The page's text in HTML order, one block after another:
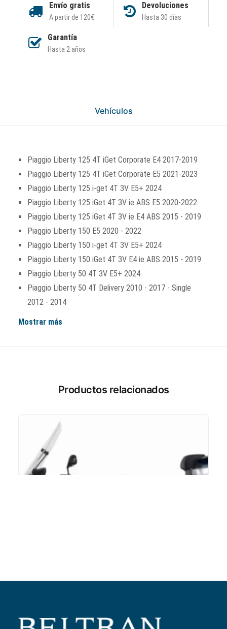
Envío gratis
A partir de 120€
Devoluciones
Hasta 30 días
Garantía
Hasta 2 años
Vehículos
Piaggio Liberty 125 4T iGet Corporate E4 2017-2019
Piaggio Liberty 125 4T iGet Corporate E5 2021-2023
Piaggio Liberty 125 i-get 4T 3V E5+ 2024
Piaggio Liberty 125 iGet 4T 3V ie ABS E5 2020-2022
Piaggio Liberty 125 iGet 4T 3V ie E4 ABS 2015 - 2019
Piaggio Liberty 150 E5 2020 - 2022
Piaggio Liberty 150 i-get 4T 3V E5+ 2024
Piaggio Liberty 150 iGet 4T 3V E4 ie ABS 2015 - 2019
Piaggio Liberty 50 4T 3V E5+ 2024
Piaggio Liberty 50 4T Delivery 2010 - 2017 - Single
2012 - 2014
Mostrar más
Productos relacionados
Cubrepiernas Piaggio MP3 400/500 modular